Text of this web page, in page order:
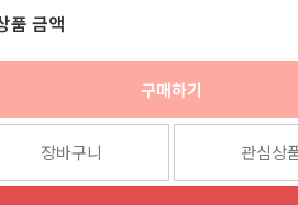
품 금액
구매하기
장바구니 관심상